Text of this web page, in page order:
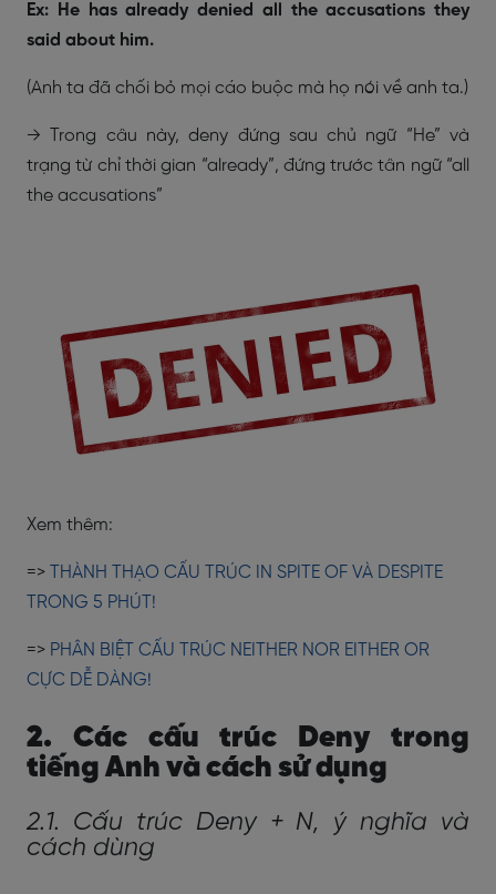
Ex: He has already denied all the accusations they
said about him.
(Anh ta đã chối bỏ mọi cáo buộc mà họ nói về anh ta.)
→ Trong câu này, deny đứng sau chủ ngữ “He” và
trạng từ chỉ thời gian “already”, đứng trước tân ngữ “all
the accusations”
Xem thêm:
=>
THÀNH THẠO CẤU TRÚC IN SPITE OF VÀ DESPITE
TRONG 5 PHÚT!
=> PHÂN BIỆT CẤU TRÚC NEITHER NOR EITHER OR
CỰC DỄ DÀNG!
2. Các cấu trúc Deny trong
tiếng Anh và cách sử dụng
2.1. Cấu trúc Deny + N, ý nghĩa và
cách dùng